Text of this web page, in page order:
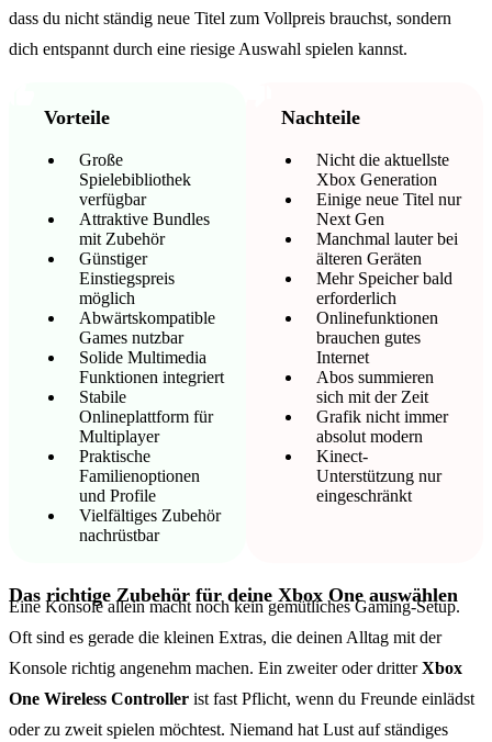
dass du nicht ständig neue Titel zum Vollpreis brauchst, sondern
dich entspannt durch eine riesige Auswahl spielen kannst.
Vorteile
Große
Spielebibliothek
verfügbar
Attraktive Bundles
mit Zubehör
Günstiger
Einstiegspreis
möglich
Abwärtskompatible
Games nutzbar
Solide Multimedia
Funktionen integriert
Stabile
Onlineplattform für
Multiplayer
Praktische
Familienoptionen
und Profile
Vielfältiges Zubehör
nachrüstbar
Nachteile
Nicht die aktuellste
Xbox Generation
Einige neue Titel nur
Next Gen
Manchmal lauter bei
älteren Geräten
Mehr Speicher bald
erforderlich
Onlinefunktionen
brauchen gutes
Internet
Abos summieren
sich mit der Zeit
Grafik nicht immer
absolut modern
Kinect-
Unterstützung nur
eingeschränkt
Das richtige Zubehör für deine Xbox One auswählen
Eine Konsole allein macht noch kein gemütliches Gaming-Setup.
Oft sind es gerade die kleinen Extras, die deinen Alltag mit der
Konsole richtig angenehm machen. Ein zweiter oder dritterXbox
One Wireless Controller ist fast Pflicht, wenn du Freunde einlädst
oder zu zweit spielen möchtest. Niemand hat Lust auf ständiges